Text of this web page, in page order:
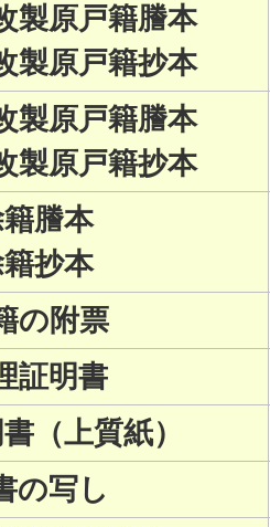
製原戸籍謄本
製原戸籍抄本
製原戸籍謄本
製原戸籍抄本
籍謄本
籍抄本
の附票
証明書
（上質紙）
の写し